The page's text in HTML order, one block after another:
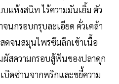
แห้งสนิท ไร้ความมันเยิ้ม ตัว
นกรอบกรุบละเอียด คั่วเคล้า
ดจนสมุนไพรซึมลึกเข้าเนื้อ
สความกรอบสู้ฟันของปลาดุก
บิดซ่านจากพริกและขยี้ความ